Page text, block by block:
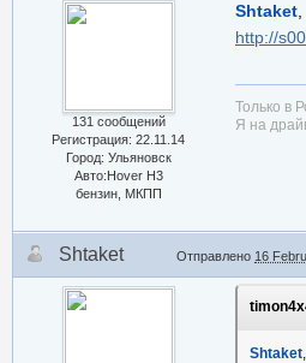
131 сообщений
Регистрация: 22.11.14
Город: Ульяновск
Авто:Hover H3
бензин, МКПП
Shtaket
http://
Только в
Я на
Shtaket Отправлено 16
Shtaket,